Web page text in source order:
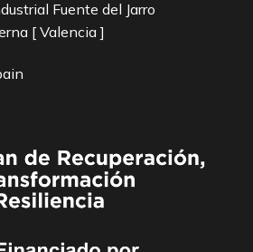
Fuente del Jarro
[ Valencia ]